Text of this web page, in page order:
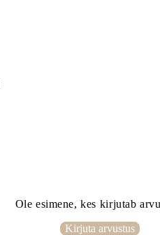
Ole esimene, kes kirjutab
Kirjuta arvustus